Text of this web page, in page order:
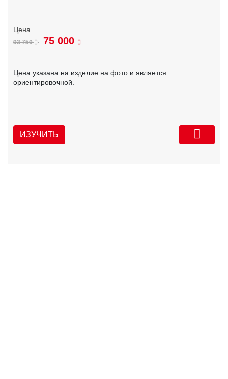
93 750 75 000
Цена указана на изделие на фото и является
ориентировочной.
ИЗУЧИТЬ